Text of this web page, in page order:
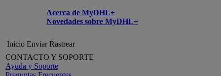
Acerca de MyDHL+
Novedades sobre MyDHL+
Inicio Enviar Rastrear
CONTACTO Y SOPORTE
Ayuda y Soporte